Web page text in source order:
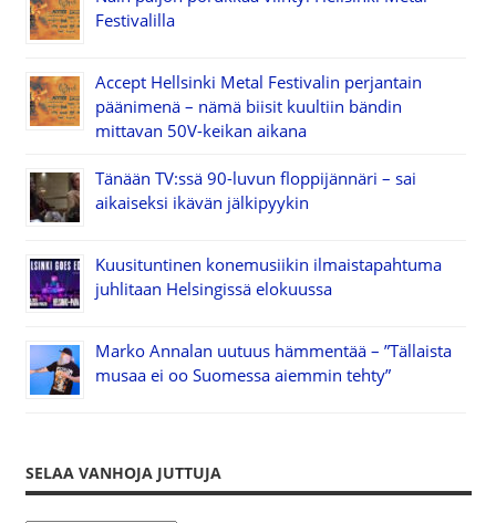
Festivalilla
Accept Hellsinki Metal Festivalin perjantain
päänimenä – nämä biisit kuultiin bändin
mittavan 50V-keikan aikana
Tänään TV:ssä 90-luvun floppijännäri – sai
aikaiseksi ikävän jälkipyykin
Kuusituntinen konemusiikin ilmaistapahtuma
juhlitaan Helsingissä elokuussa
Marko Annalan uutuus hämmentää – ”Tällaista
musaa ei oo Suomessa aiemmin tehty”
SELAA VANHOJA JUTTUJA